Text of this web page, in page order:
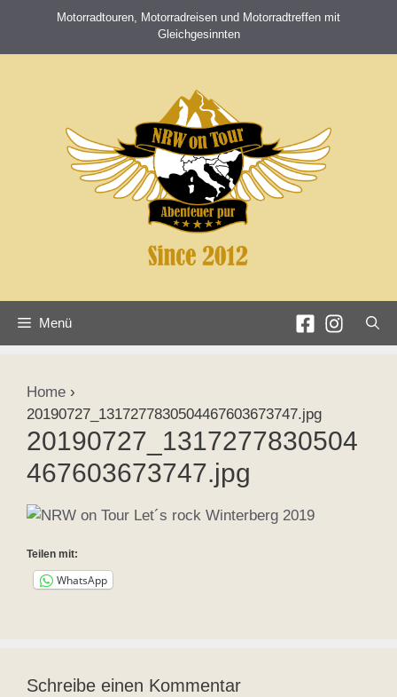
springen
Motorradtouren, Motorradreisen und Motorradtreffen mit
Gleichgesinnten
Menü
Home ›
20190727_1317277830504467603673747.jpg
20190727_1317277830504
467603673747.jpg
Teilen mit:
WhatsApp
Schreibe einen Kommentar